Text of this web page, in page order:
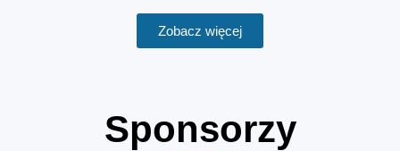
Zobacz więcej
Sponsorzy